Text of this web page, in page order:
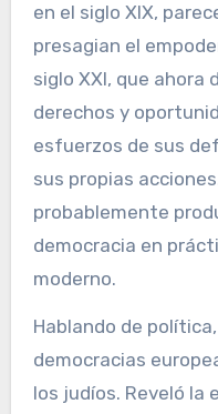
en el siglo XIX,
presagian el
siglo XXI, que
derechos y
esfuerzos de sus
sus propias
probablemente
democracia en
moderno.
Hablando de
democracias
los judíos. Reveló la